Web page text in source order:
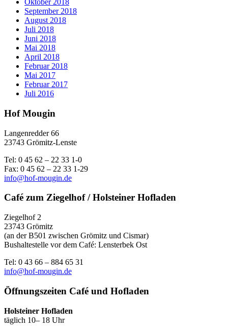
Oktober 2018
September 2018
August 2018
Juli 2018
Juni 2018
Mai 2018
April 2018
Februar 2018
Mai 2017
Februar 2017
Juli 2016
Hof Mougin
Langenredder 66
23743 Grömitz-Lenste
Tel: 0 45 62 – 22 33 1-0
Fax: 0 45 62 – 22 33 1-29
info@hof-mougin.de
Café zum Ziegelhof / Holsteiner Hofladen
Ziegelhof 2
23743 Grömitz
(an der B501 zwischen Grömitz und Cismar)
Bushaltestelle vor dem Café: Lensterbek Ost
Tel: 0 43 66 – 884 65 31
info@hof-mougin.de
Öffnungszeiten Café und Hofladen
Holsteiner Hofladen
täglich 10– 18 Uhr